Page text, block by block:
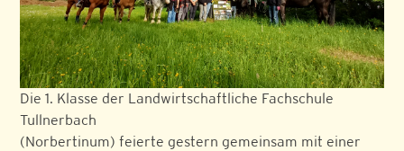
Die 1. Klasse der Landwirtschaftliche Fachschule
Tullnerbach
(Norbertinum) feierte gestern gemeinsam mit einer